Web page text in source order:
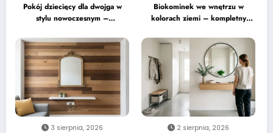
Pokój dziecięcy dla dwojga w
stylu nowoczesnym –
Biokominek we wnętrzu w
kolorach ziemi – kompletny
3 sierpnia, 2026 2 sierpnia, 2026